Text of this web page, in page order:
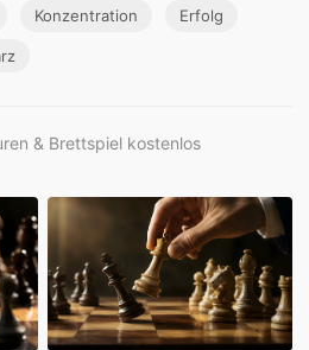
Konzentration Erfolg
& Brettspiel kostenlos